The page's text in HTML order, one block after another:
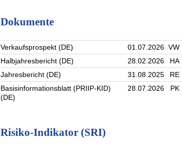
Dokumente
Verkaufsprospekt (DE) 01.07.2026 VW
Halbjahresbericht (DE)
28.02.2026 HA
Jahresbericht (DE)
31.08.2025 RE
Basisinformationsblatt (PRIIP-KID)
(DE)
28.07.2026 PK
Risiko-Indikator (SRI)